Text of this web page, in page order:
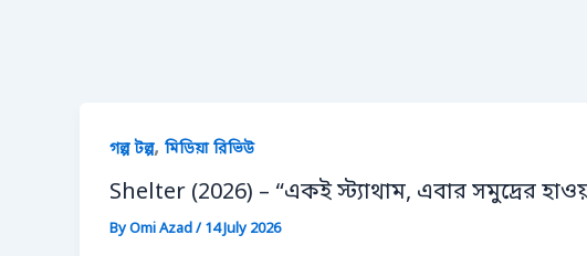
গল্প টল্প, মিডিয়া রিভিউ
Shelter (2026) – “একই স্ট্যাথাম, এবার সমুদ্রের
ByOmi Azad/14 July 2026